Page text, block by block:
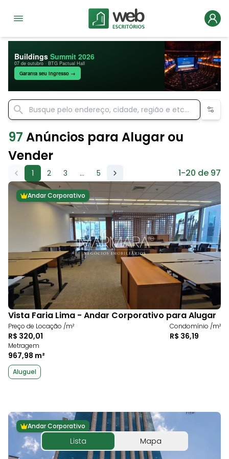
Buildings Summit 2026
07 de outubro · BTG Pactual Hall
Garanta seu ingresso →
97 Anúncios para Alugar ou
Vender
1 2 3 ... 5 1-20 de 97
Andar Corporativo
Vista Faria Lima - Andar Corporativo para Alugar
Preço de Locação /m²
R$ 320,01
Condomínio /m²
R$ 36,19
Metragem
967,98 m²
Aluguel
Andar Corporativo
Lista Mapa